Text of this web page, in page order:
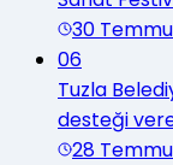
30
06
Tuzla
desteği
28